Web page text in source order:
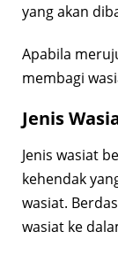
yang akan
Apabila
membagi
Jenis
Jenis wasiat
kehendak
wasiat.
wasiat ke